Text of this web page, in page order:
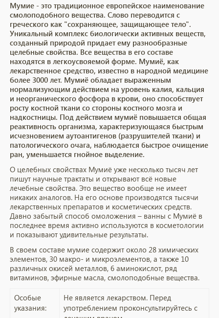
Мумие - это традиционное европейское наименование
смолоподобного вещества. Слово переводится с
греческого как "сохраняющее, защищающее тело".
Уникальный комплекс биологически активных веществ,
созданный природой придает ему разнообразные
целебные свойства. Все вещества в его составе
находятся в легкоусвояемой форме. Мумиё, как
лекарственное средство, известно в народной медицине
более 3000 лет. Мумиё обладает выраженным
нормализующим действием на уровень калия, кальция
и неорганического фосфора в крови, оно способствует
росту костной ткани со стороны костного мозга и
надкостницы. Под действием мумиё повышается общая
реактивность организма, характеризующаяся быстрым
исчезновением аутоантигенов (разрушителей ткани) и
патологического очага, наблюдается быстрое очищение
ран, уменьшается гнойное выделение.
О целебных свойствах Мумиё уже несколько тысяч лет
пишут научные трактаты и открывают всё новые
лечебные свойства. Это вещество вообще не имеет
никаких аналогов. На его основе производятся тысячи
лекарственных препаратов и косметических средств.
Давно забытый способ омоложения – ванны с Мумиё в
последнее время активно используются в косметологии
и показывают удивительные результаты.
В своем составе мумие содержит около 28 химических
элементов, 30 макро- и микроэлементов, а также 10
различных окисей металлов, 6 аминокислот, ряд
витаминов, эфирные масла, смолоподобные вещества.
Особые
указания:
Не является лекарством. Перед
употреблением проконсультируйтесь с